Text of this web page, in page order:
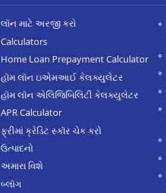
લૉન માટે અરજી કરો
Calculators
Home Loan Prepayment Calculator
હૉમ લૉન ઇએમઆઈ કેલક્યુલેટર
હૉમ લૉન એલિજિબિલિટી કેલક્યુલેટર
APR Calculator
ફ્રીમાં ક્રેડિટ સ્કૉર ચેક કરો
ઉત્પાદનો
અમારા વિશે
બ્લૉગ